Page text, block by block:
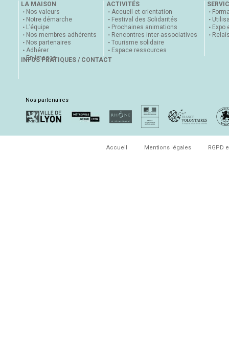
LA MAISON
Nos valeurs
Notre démarche
L’équipe
Nos membres adhérents
Nos partenaires
Adhérer
En images
ACTIVITÉS
Accueil et orientation
Festival des Solidarités
Prochaines animations
Rencontres inter-associatives
Tourisme solidaire
Espace ressources
Expo
INFOS PRATIQUES / CONTACT
Nos partenaires
Accueil Mentions légales RGPD